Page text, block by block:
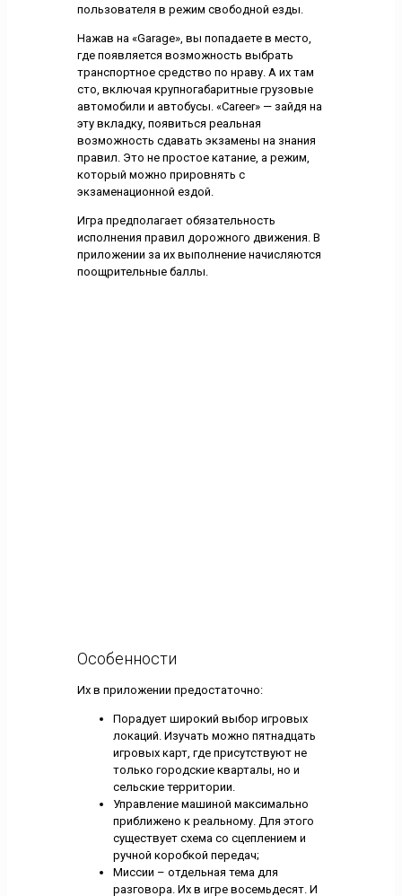
пользователя в режим свободной езды.
Нажав на «Garage», вы попадаете в место,
где появляется возможность выбрать
транспортное средство по нраву. А их там
сто, включая крупногабаритные грузовые
автомобили и автобусы. «Career» — зайдя на
эту вкладку, появиться реальная
возможность сдавать экзамены на знания
правил. Это не простое катание, а режим,
который можно прировнять с
экзаменационной ездой.
Игра предполагает обязательность
исполнения правил дорожного движения. В
приложении за их выполнение начисляются
поощрительные баллы.
Особенности
Их в приложении предостаточно:
Порадует широкий выбор игровых
локаций. Изучать можно пятнадцать
игровых карт, где присутствуют не
только городские кварталы, но и
сельские территории.
Управление машиной максимально
приближено к реальному. Для этого
существует схема со сцеплением и
ручной коробкой передач;
Миссии – отдельная тема для
разговора. Их в игре восемьдесят. И